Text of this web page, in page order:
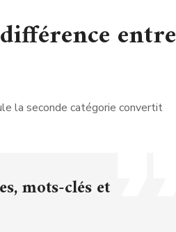
entre
la seconde catégorie convertit
mots-clés et